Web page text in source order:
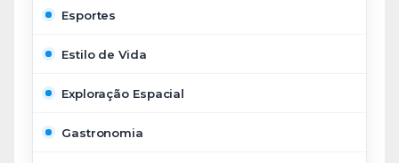
Esportes
Estilo de Vida
Exploração Espacial
Gastronomia